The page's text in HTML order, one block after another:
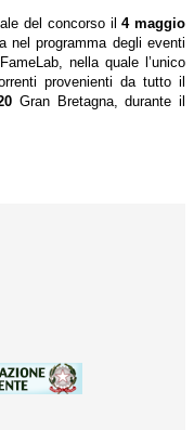
del concorso il 4 maggio
nel programma degli eventi
nella quale l’unico
provenienti da tutto il
Gran Bretagna, durante il